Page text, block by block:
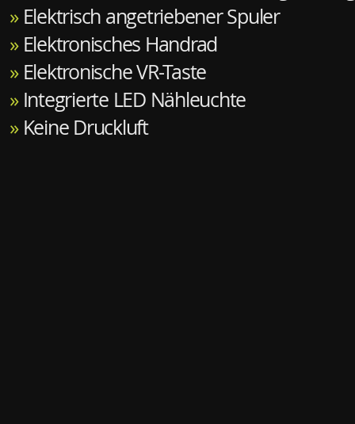
» Elektrisch angetriebener Spuler
» Elektronisches Handrad
» Elektronische VR-Taste
» Integrierte LED Nähleuchte
» Keine Druckluft